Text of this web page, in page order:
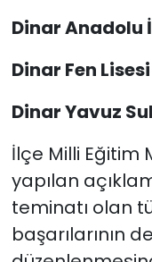
Dinar Anadolu
Dinar Fen Lisesi
Dinar Yavuz
İlçe Milli Eğitim
yapılan
teminatı olan
başarılarının